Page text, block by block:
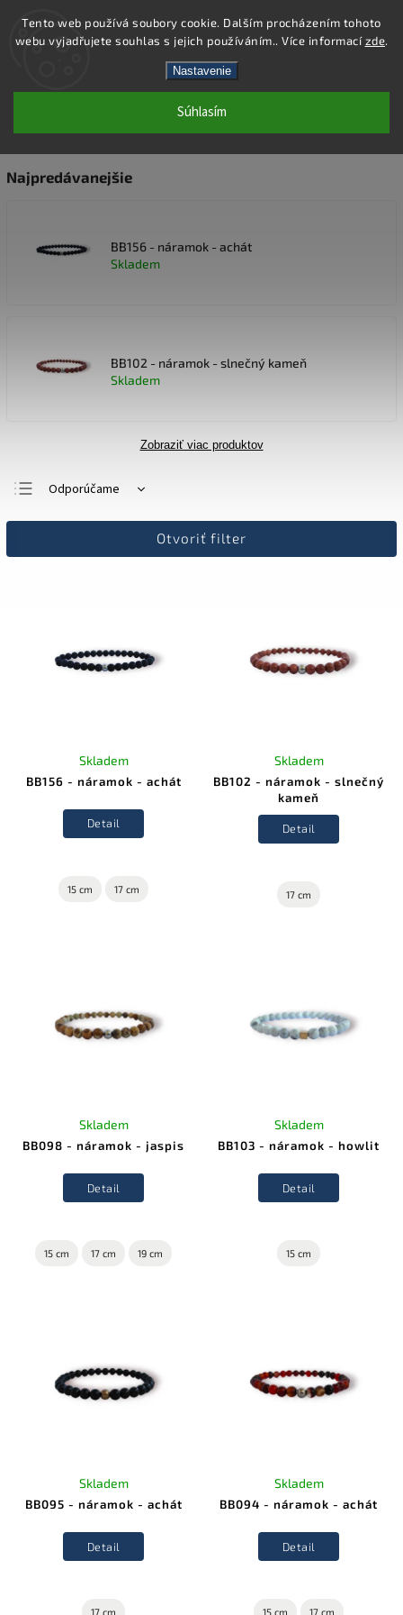
Tento web používá soubory cookie. Dalším procházením tohoto
webu vyjadřujete souhlas s jejich používáním.. Více informacízde.
Nastavenie
Súhlasím
Hľadať
NÁRAMKY Z MINERÁLOV
Najpredávanejšie
BB156 - náramok - achát
Skladem
BB102 - náramok - slnečný kameň
Skladem
Zobraziť viac produktov
Odporúčame
Najlacnejšie
Otvoriť filter
BB156 - náramok - achát
Skladem
Detail
15 cm 17 cm
BB102 - náramok - slnečný
kameň
Skladem
Detail
17 cm
BB098 - náramok - jaspis
Skladem
Detail
15 cm 17 cm 19 cm
BB103 - náramok - howlit
Skladem
Detail
15 cm
BB095 - náramok - achát
Skladem
Detail
17 cm
BB094 - náramok - achát
Skladem
Detail
15 cm 17 cm